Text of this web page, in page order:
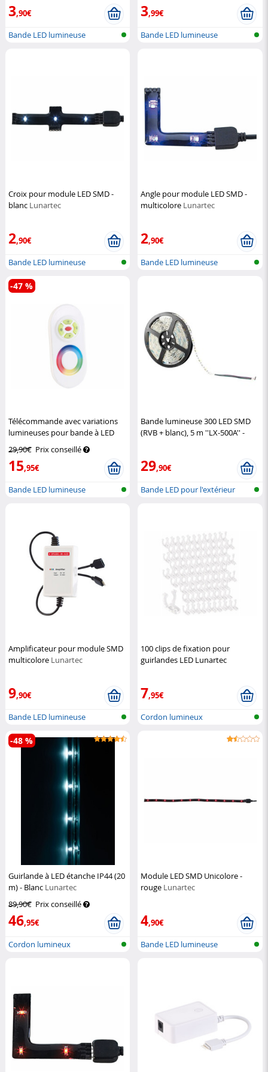
3,90€
Bande LED lumineuse
3,99€
Bande LED lumineuse
Croix pour module LED SMD -
blanc Lunartec
2,90€
Bande LED lumineuse
Angle pour module LED SMD -
multicolore Lunartec
2,90€
Bande LED lumineuse
Télécommande avec variations
lumineuses pour bande à LED
29,90€ Prix conseillé
15,95€
-47 %
Bande LED lumineuse
Bande lumineuse 300 LED SMD
(RVB + blanc), 5 m ''LX-500A'' -
29,90€
Bande LED pour l'extérieur
Amplificateur pour module SMD
multicolore Lunartec
9,90€
Bande LED lumineuse
100 clips de fixation pour
guirlandes LED Lunartec
7,95€
Cordon lumineux
Guirlande à LED étanche IP44 (20
m) - Blanc Lunartec
89,90€ Prix conseillé
46,95€
-48 %
Cordon lumineux
Module LED SMD Unicolore -
rouge Lunartec
4,90€
Bande LED lumineuse